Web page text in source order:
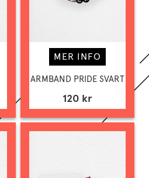
MER INFO
ARMBAND PRIDE SVART
120 kr